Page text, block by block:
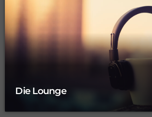
Die Lounge